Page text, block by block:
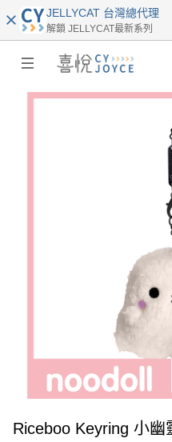
JELLYCAT 台灣總代理
解鎖 JELLYCAT最新系列
Riceboo Keyring 小幽